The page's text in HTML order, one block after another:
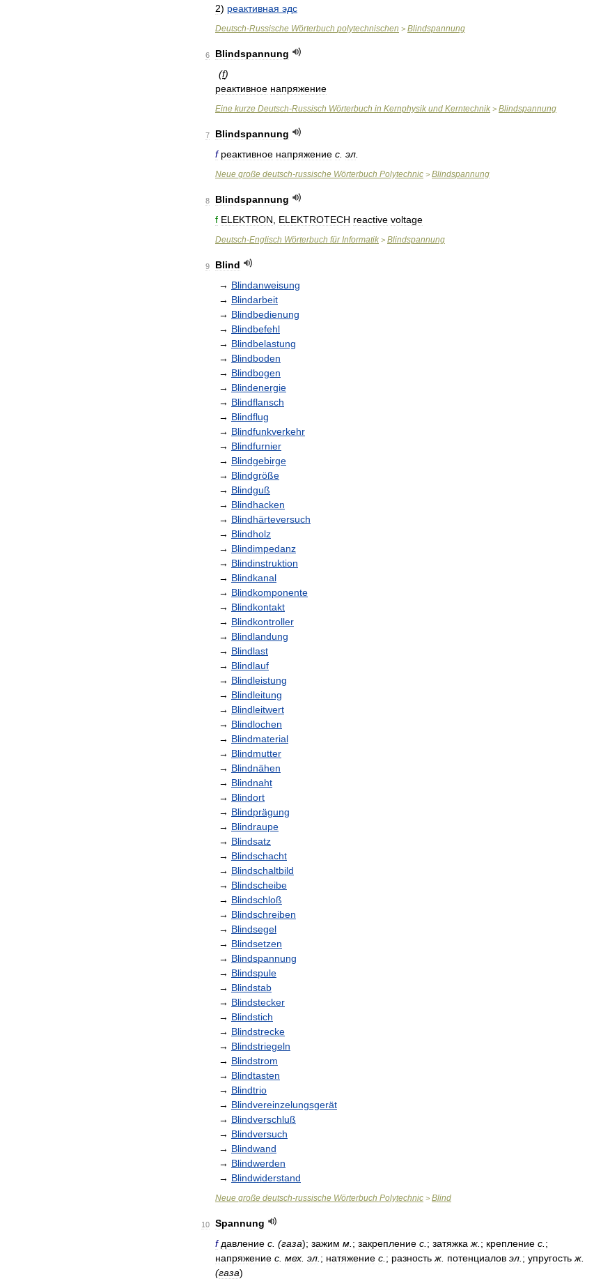
2) реактивная эдс
Deutsch-Russische Wörterbuch polytechnischen > Blindspannung
6
Blindspannung
(f)
реактивное напряжение
Eine kurze Deutsch-Russisch Wörterbuch in Kernphysik und Kerntechnik > Blindspannung
7
Blindspannung
f реактивное напряжение с эл
Neue große deutsch-russische Wörterbuch Polytechnic > Blindspannung
8
Blindspannung
f ELEKTRON ELEKTROTECH reactive voltage
Deutsch-Englisch Wörterbuch für Informatik > Blindspannung
9
Blind
→ Blindanweisung
→ Blindarbeit
→ Blindbedienung
→ Blindbefehl
→ Blindbelastung
→ Blindboden
→ Blindbogen
→ Blindenergie
→ Blindflansch
→ Blindflug
→ Blindfunkverkehr
→ Blindfurnier
→ Blindgebirge
→ Blindgröße
→ Blindguß
→ Blindhacken
→ Blindhärteversuch
→ Blindholz
→ Blindimpedanz
→ Blindinstruktion
→ Blindkanal
→ Blindkomponente
→ Blindkontakt
→ Blindkontroller
→ Blindlandung
→ Blindlast
→ Blindlauf
→ Blindleistung
→ Blindleitung
→ Blindleitwert
→ Blindlochen
→ Blindmaterial
→ Blindmutter
→ Blindnähen
→ Blindnaht
→ Blindort
→ Blindprägung
→ Blindraupe
→ Blindsatz
→ Blindschacht
→ Blindschaltbild
→ Blindscheibe
→ Blindschloß
→ Blindschreiben
→ Blindsegel
→ Blindsetzen
→ Blindspannung
→ Blindspule
→ Blindstab
→ Blindstecker
→ Blindstich
→ Blindstrecke
→ Blindstriegeln
→ Blindstrom
→ Blindtasten
→ Blindtrio
→ Blindvereinzelungsgerät
→ Blindverschluß
→ Blindversuch
→ Blindwand
→ Blindwerden
→ Blindwiderstand
Neue große deutsch-russische Wörterbuch Polytechnic > Blind
10
Spannung
f давление с . (газа); зажим м ; закрепление с ; затяжка ж ; крепление с ;
напряжение с мех эл ; натяжение с ; разность ж потенциалов эл ; упругость ж
(газа)